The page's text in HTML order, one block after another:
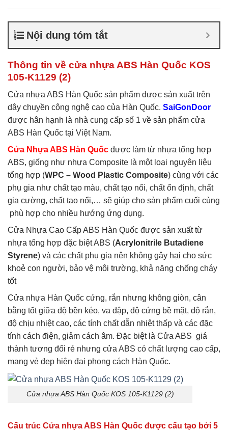
nhựa ABS Hàn Quốc là gì
Cửa nhựa ABS Hàn Quốc
tại TP Vĩnh,Cửa nhựa ABS
nhựa ABS KOS
Nội dung tóm tắt
Thông tin về cửa nhựa ABS Hàn Quốc KOS
105-K1129 (2)
Cửa nhựa ABS Hàn Quốc sản phẩm được sản xuất trên
dây chuyền công nghệ cao của Hàn Quốc. SaiGonDoor
được hân hạnh là nhà cung cấp số 1 về sản phẩm cửa
ABS Hàn Quốc tại Việt Nam.
Cửa Nhựa ABS Hàn Quốc được làm từ nhựa tổng hợp
ABS, giống như nhựa Composite là một loại nguyên liệu
tổng hợp (WPC – Wood Plastic Composite) cùng với các
phụ gia như chất tạo màu, chất tạo nối, chất ổn định, chất
gia cường, chất tạo nổi,… sẽ giúp cho sản phẩm cuối cùng
phù hợp cho nhiều hướng ứng dụng.
Cửa Nhựa Cao Cấp ABS Hàn Quốc được sản xuất từ
nhựa tổng hợp đặc biệt ABS (Acrylonitrile Butadiene
Styrene) và các chất phụ gia nên không gây hại cho sức
khoẻ con người, bảo vệ môi trường, khả năng chống cháy
tốt
Cửa nhựa Hàn Quốc cứng, rắn nhưng không giòn, cân
bằng tốt giữa độ bền kéo, va đập, độ cứng bề mặt, độ rắn,
độ chịu nhiệt cao, các tính chất dẫn nhiệt thấp và các đặc
tính cách điện, giảm cách âm. Đặc biệt là Cửa ABS giá
thành tương đối rẻ nhưng cửa ABS có chất lượng cao cấp,
mang vẻ đẹp hiện đại phong cách Hàn Quốc.
Cửa nhựa ABS Hàn Quốc KOS 105-K1129 (2)
Cấu trúc Cửa nhựa ABS Hàn Quốc được cấu tạo bởi 5